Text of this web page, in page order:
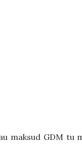
maksud GDM tu